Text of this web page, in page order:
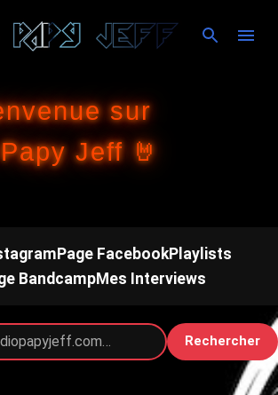
Accéder au contenu principal
sur
Jeff 🤘
Page FacebookPlaylists
BandcampMes Interviews
Rechercher